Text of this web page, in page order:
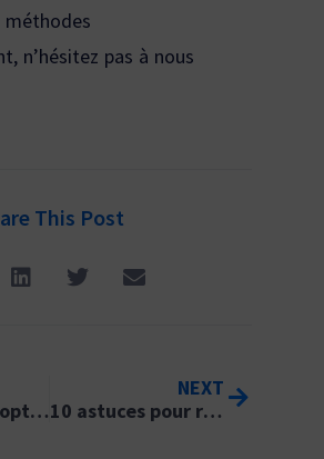
n’hésitez pas à nous
This Post
6 clés pour adopter la CNV en entreprise
NEXT
10 astuces pour remédier à la surcharge cognitive